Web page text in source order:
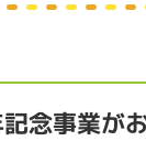
念事業が